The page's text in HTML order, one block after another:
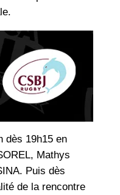
dès 19h15 en
Mathys
Puis dès
de la rencontre